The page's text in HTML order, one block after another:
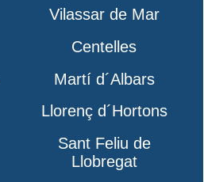
Vilassar de Mar
Centelles
Martí d´Albars
Llorenç d´Hortons
Sant Feliu de
Llobregat